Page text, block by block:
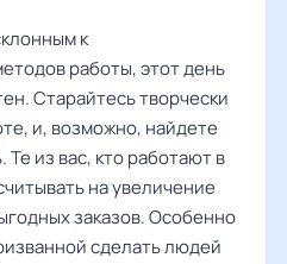
к
работы, этот день
Старайтесь творчески
и, возможно, найдете
из вас, кто работают в
на увеличение
заказов. Особенно
сделать людей